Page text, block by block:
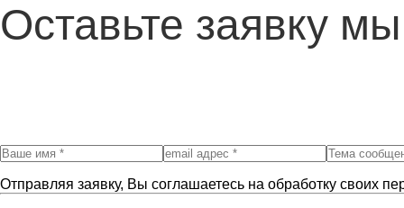
Оставьте заявку
Отправляя заявку, Вы соглашаетесь на обработку своих